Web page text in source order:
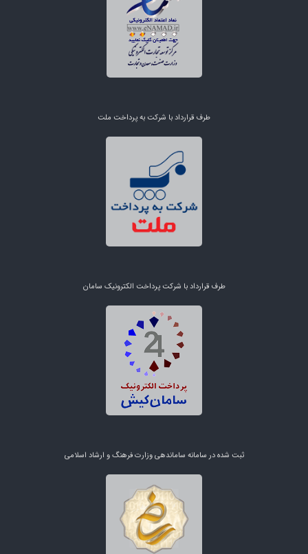
طرف قرارداد با شرکت به پرداخت ملت
طرف قرارداد با شرکت پرداخت الکترونیک سامان
ثبت شده در سامانه ساماندهی وزارت فرهنگ و ارشاد اسلامی